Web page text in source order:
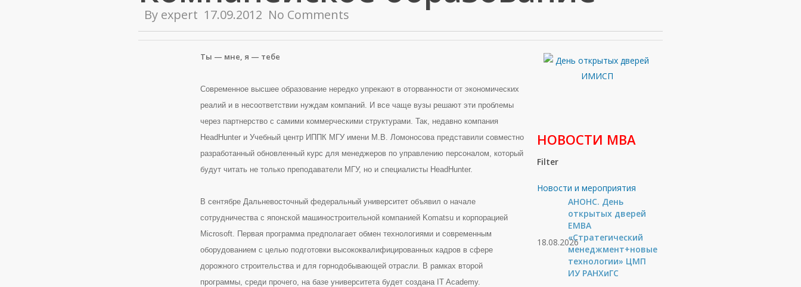
By expert 17.09.2012 No Comments
Ты — мне, я — тебе
Современное высшее образование нередко упрекают в оторванности от экономических
реалий и в несоответствии нуждам компаний. И все чаще вузы решают эти проблемы
через партнерство с самими коммерческими структурами. Так, недавно компания
HeadHunter и Учебный центр ИППК МГУ имени М.В. Ломоносова представили совместно
разработанный обновленный курс для менеджеров по управлению персоналом, который
будут читать не только преподаватели МГУ, но и специалисты HeadHunter.
В сентябре Дальневосточный федеральный университет объявил о начале
сотрудничества с японской машиностроительной компанией Komatsu и корпорацией
Microsoft. Первая программа предполагает обмен технологиями и современным
оборудованием с целью подготовки высококвалифицированных кадров в сфере
дорожного строительства и для горнодобывающей отрасли. В рамках второй
программы, среди прочего, на базе университета будет создана IT Academy.
НОВОСТИ МВА
Filter
Новости и мероприятия
18.08.2026
АНОНС. День
открытых дверей
ЕМВА
«Стратегический
менеджмент+новые
технологии» ЦМП
ИУ РАНХиГС